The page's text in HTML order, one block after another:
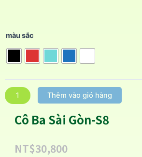
màu sắc
Thêm vào giỏ hàng
Cô Ba Sài Gòn-S8
NT$30,800